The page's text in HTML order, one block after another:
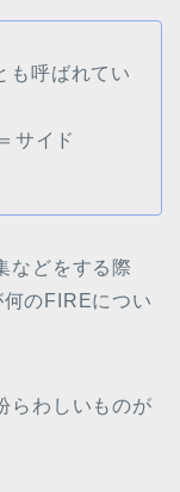
も呼ばれてい
サイド
などをする際
のFIREについ
らわしいものが